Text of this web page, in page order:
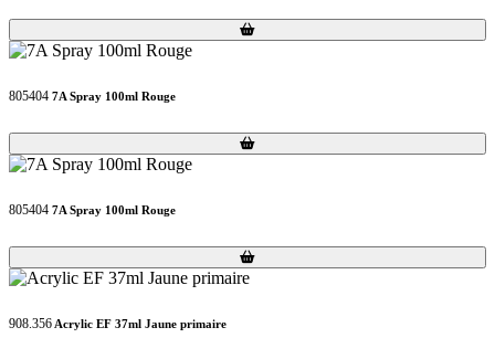
Loading...
Loading...
805404 7A Spray 100ml Rouge
Loading...
Loading...
805404 7A Spray 100ml Rouge
Loading...
Loading...
908.356 Acrylic EF 37ml Jaune primaire